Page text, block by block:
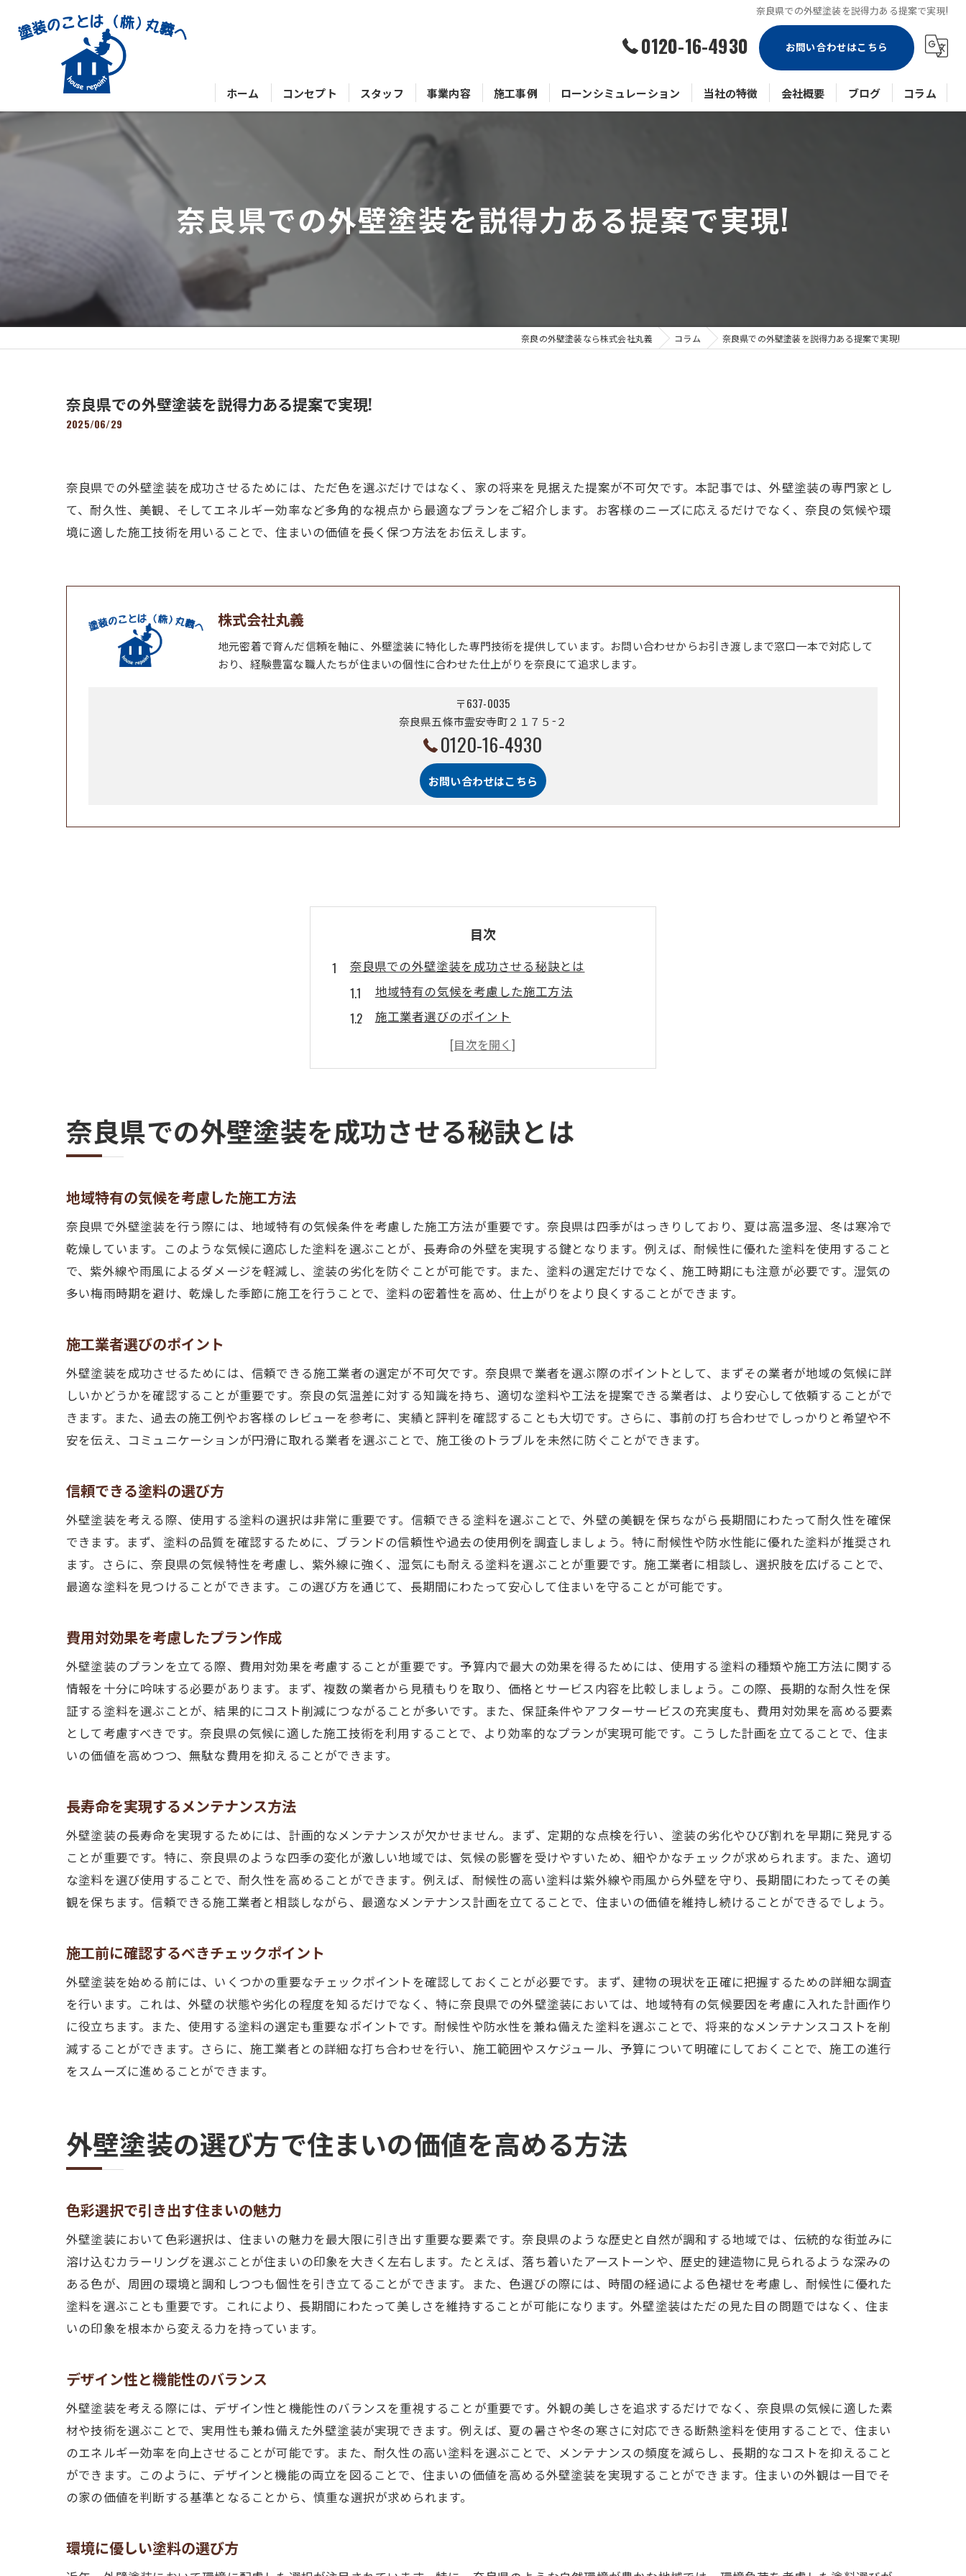
奈良県での外壁塗装を説得力ある提案で実現!
0120-16-4930 お問い合わせはこちら
ホーム コンセプト スタッフ 事業内容 施工事例 ローンシミュレーション 当社の特徴
ビル
会社概要 ブログ コラム
奈良県での外壁塗装を説得力ある提案で実現!
奈良の外壁塗装なら株式会社丸義 コラム 奈良県での外壁塗装を説得力ある提案で実現!
奈良県での外壁塗装を説得力ある提案で実現!
2025/06/29
奈良県での外壁塗装を成功させるためには、ただ色を選ぶだけではなく、家の将来を見据えた提案が不可欠です。本記事では、外壁塗装の専門家とし
て、耐久性、美観、そしてエネルギー効率など多角的な視点から最適なプランをご紹介します。お客様のニーズに応えるだけでなく、奈良の気候や環
境に適した施工技術を用いることで、住まいの価値を長く保つ方法をお伝えします。
株式会社丸義
地元密着で育んだ信頼を軸に、外壁塗装に特化した専門技術を提供しています。お問い合わせからお引き渡しまで窓口一本で対応して
おり、経験豊富な職人たちが住まいの個性に合わせた仕上がりを奈良にて追求します。
〒637-0035
奈良県五條市霊安寺町２１７５−２
0120-16-4930
お問い合わせはこちら
目次
奈良県での外壁塗装を成功させる秘訣とは
地域特有の気候を考慮した施工方法
施工業者選びのポイント
信頼できる塗料の選び方
費用対効果を考慮したプラン作成
施工前に確認するべきチェックポイント
外壁塗装の選び方で住まいの価値を高める方法
環境に優しい塗料の選び方
プロの視点で見る塗装のトレンド
外壁塗装で得られる付加価値
資産価値を高めるための塗装選択
温度変化に対応した塗装技術
防水性能がもたらす安心感
地域の気候に合わせた色選び
風通しを考慮した施工の工夫
耐候性を高める下地処理の重要性
高品質な材料選びの基準
プロの技術を活かした仕上がり
メンテナンスフリーな塗装の選択肢
エネルギー効率を考慮した外壁塗装の提案
断熱効果を高める塗装の選択
省エネに貢献する外壁素材
夏の暑さを軽減する塗装法
専門家による外壁塗装プランの魅力と効果
個別ニーズに応じたコンサルティング
最新技術を駆使した施工例
施工前の丁寧なヒアリング
専門家による品質管理と監督
奈良県で外壁塗装を行う際の注意点とポイント
地元特有の法令確認
施工後のチェックと確認事項
防水技術の進化と実例
外壁塗装に用いる新素材の特徴
技術革新がもたらす施工効率
奈良県での外壁塗装を成功させる秘訣とは
地域特有の気候を考慮した施工方法
奈良県で外壁塗装を行う際には、地域特有の気候条件を考慮した施工方法が重要です。奈良県は四季がはっきりしており、夏は高温多湿、冬は寒冷で
乾燥しています。このような気候に適応した塗料を選ぶことが、長寿命の外壁を実現する鍵となります。例えば、耐候性に優れた塗料を使用すること
で、紫外線や雨風によるダメージを軽減し、塗装の劣化を防ぐことが可能です。また、塗料の選定だけでなく、施工時期にも注意が必要です。湿気の
多い梅雨時期を避け、乾燥した季節に施工を行うことで、塗料の密着性を高め、仕上がりをより良くすることができます。
施工業者選びのポイント
外壁塗装を成功させるためには、信頼できる施工業者の選定が不可欠です。奈良県で業者を選ぶ際のポイントとして、まずその業者が地域の気候に詳
しいかどうかを確認することが重要です。奈良の気温差に対する知識を持ち、適切な塗料や工法を提案できる業者は、より安心して依頼することがで
きます。また、過去の施工例やお客様のレビューを参考に、実績と評判を確認することも大切です。さらに、事前の打ち合わせでしっかりと希望や不
安を伝え、コミュニケーションが円滑に取れる業者を選ぶことで、施工後のトラブルを未然に防ぐことができます。
信頼できる塗料の選び方
外壁塗装を考える際、使用する塗料の選択は非常に重要です。信頼できる塗料を選ぶことで、外壁の美観を保ちながら長期間にわたって耐久性を確保
できます。まず、塗料の品質を確認するために、ブランドの信頼性や過去の使用例を調査しましょう。特に耐候性や防水性能に優れた塗料が推奨され
ます。さらに、奈良県の気候特性を考慮し、紫外線に強く、湿気にも耐える塗料を選ぶことが重要です。施工業者に相談し、選択肢を広げることで、
最適な塗料を見つけることができます。この選び方を通じて、長期間にわたって安心して住まいを守ることが可能です。
費用対効果を考慮したプラン作成
外壁塗装のプランを立てる際、費用対効果を考慮することが重要です。予算内で最大の効果を得るためには、使用する塗料の種類や施工方法に関する
情報を十分に吟味する必要があります。まず、複数の業者から見積もりを取り、価格とサービス内容を比較しましょう。この際、長期的な耐久性を保
証する塗料を選ぶことが、結果的にコスト削減につながることが多いです。また、保証条件やアフターサービスの充実度も、費用対効果を高める要素
として考慮すべきです。奈良県の気候に適した施工技術を利用することで、より効率的なプランが実現可能です。こうした計画を立てることで、住ま
いの価値を高めつつ、無駄な費用を抑えることができます。
長寿命を実現するメンテナンス方法
外壁塗装の長寿命を実現するためには、計画的なメンテナンスが欠かせません。まず、定期的な点検を行い、塗装の劣化やひび割れを早期に発見する
ことが重要です。特に、奈良県のような四季の変化が激しい地域では、気候の影響を受けやすいため、細やかなチェックが求められます。また、適切
な塗料を選び使用することで、耐久性を高めることができます。例えば、耐候性の高い塗料は紫外線や雨風から外壁を守り、長期間にわたってその美
観を保ちます。信頼できる施工業者と相談しながら、最適なメンテナンス計画を立てることで、住まいの価値を維持し続けることができるでしょう。
施工前に確認するべきチェックポイント
外壁塗装を始める前には、いくつかの重要なチェックポイントを確認しておくことが必要です。まず、建物の現状を正確に把握するための詳細な調査
を行います。これは、外壁の状態や劣化の程度を知るだけでなく、特に奈良県での外壁塗装においては、地域特有の気候要因を考慮に入れた計画作り
に役立ちます。また、使用する塗料の選定も重要なポイントです。耐候性や防水性を兼ね備えた塗料を選ぶことで、将来的なメンテナンスコストを削
減することができます。さらに、施工業者との詳細な打ち合わせを行い、施工範囲やスケジュール、予算について明確にしておくことで、施工の進行
をスムーズに進めることができます。
外壁塗装の選び方で住まいの価値を高める方法
色彩選択で引き出す住まいの魅力
外壁塗装において色彩選択は、住まいの魅力を最大限に引き出す重要な要素です。奈良県のような歴史と自然が調和する地域では、伝統的な街並みに
溶け込むカラーリングを選ぶことが住まいの印象を大きく左右します。たとえば、落ち着いたアーストーンや、歴史的建造物に見られるような深みの
ある色が、周囲の環境と調和しつつも個性を引き立てることができます。また、色選びの際には、時間の経過による色褪せを考慮し、耐候性に優れた
塗料を選ぶことも重要です。これにより、長期間にわたって美しさを維持することが可能になります。外壁塗装はただの見た目の問題ではなく、住ま
いの印象を根本から変える力を持っています。
デザイン性と機能性のバランス
外壁塗装を考える際には、デザイン性と機能性のバランスを重視することが重要です。外観の美しさを追求するだけでなく、奈良県の気候に適した素
材や技術を選ぶことで、実用性も兼ね備えた外壁塗装が実現できます。例えば、夏の暑さや冬の寒さに対応できる断熱塗料を使用することで、住まい
のエネルギー効率を向上させることが可能です。また、耐久性の高い塗料を選ぶことで、メンテナンスの頻度を減らし、長期的なコストを抑えること
ができます。このように、デザインと機能の両立を図ることで、住まいの価値を高める外壁塗装を実現することができます。住まいの外観は一目でそ
の家の価値を判断する基準となることから、慎重な選択が求められます。
環境に優しい塗料の選び方